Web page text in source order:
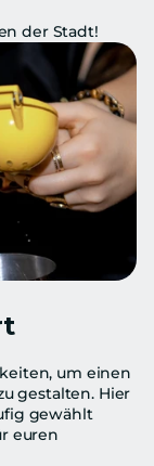
der Stadt!
um einen
gestalten. Hier
gewählt
euren